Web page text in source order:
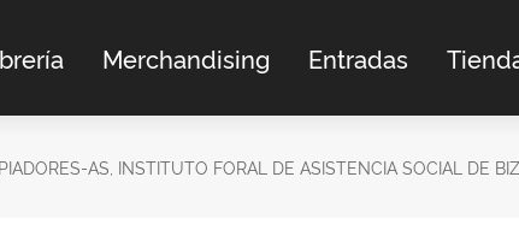
Merchandising Entradas
AS, INSTITUTO FORAL DE ASISTENCIA SOCIAL DE